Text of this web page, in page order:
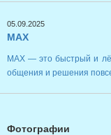
05.09.2025
MAX
MAX — это быстрый и
общения и решения
Фотографии